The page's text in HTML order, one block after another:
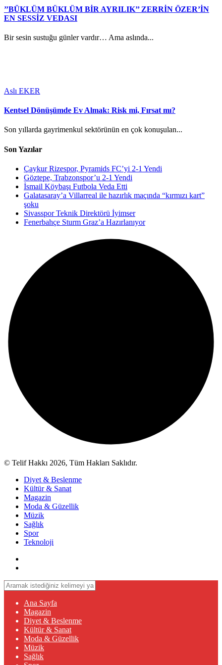
’’BÜKLÜM BÜKLÜM BİR AYRILIK’’ ZERRİN ÖZER’İN
EN SESSİZ VEDASI
Bir sesin sustuğu günler vardır… Ama aslında...
Aslı EKER
Kentsel Dönüşümde Ev Almak: Risk mi, Fırsat mı?
Son yıllarda gayrimenkul sektörünün en çok konuşulan...
Son Yazılar
Çaykur Rizespor, Pyramids FC’yi 2-1 Yendi
Göztepe, Trabzonspor’u 2-1 Yendi
İsmail Köybaşı Futbola Veda Etti
Galatasaray’a Villarreal ile hazırlık maçında “kırmızı kart”
şoku
Sivasspor Teknik Direktörü İyimser
Fenerbahçe Sturm Graz’a Hazırlanıyor
© Telif Hakkı 2026, Tüm Hakları Saklıdır.
Diyet & Beslenme
Kültür & Sanat
Magazin
Moda & Güzellik
Müzik
Sağlık
Spor
Teknoloji
Ana Sayfa
Magazin
Diyet & Beslenme
Kültür & Sanat
Moda & Güzellik
Müzik
Sağlık